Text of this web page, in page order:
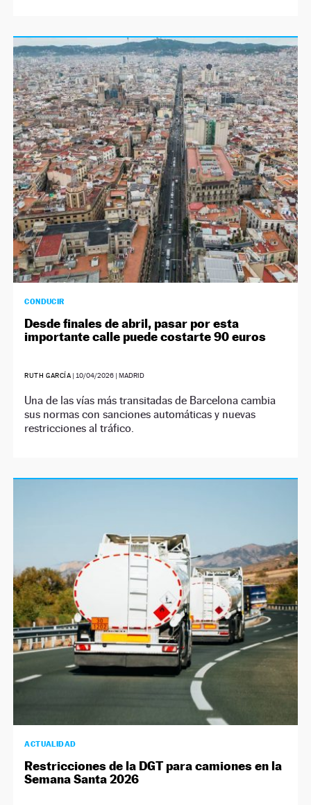
CONDUCIR
Desde finales de abril, pasar por esta
importante calle puede costarte 90 euros
RUTH GARCÍA | 10/04/2026 | MADRID
Una de las vías más transitadas de Barcelona cambia
sus normas con sanciones automáticas y nuevas
restricciones al tráfico.
ACTUALIDAD
Restricciones de la DGT para camiones en la
Semana Santa 2026